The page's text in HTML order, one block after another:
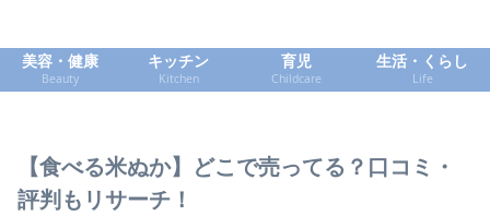
美容・健康
Beauty
キッチン
Kitchen
育児
Childcare
生活・くらし
Life
【食べる米ぬか】どこで売ってる？口コミ・
評判もリサーチ！